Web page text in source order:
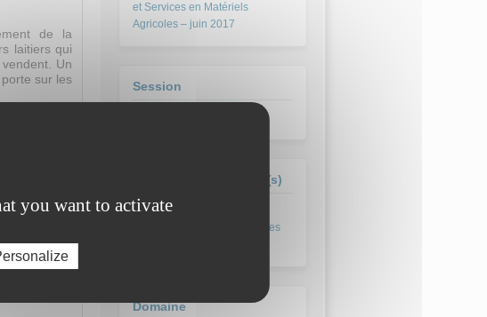
de la
laitiers qui
Un
sur les
et Services en Matériels
Agricoles – juin 2017
Session
Formation(s) concernée(s)
BTS Techniques et Services
Domaine
you want to activate